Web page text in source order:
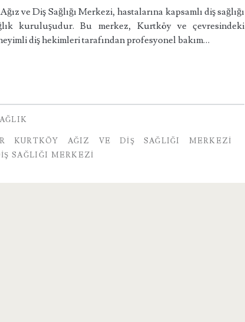
ve Diş Sağlığı Merkezi, hastalarına kapsamlı diş sağlığı
kuruluşudur. Bu merkez, Kurtköy ve çevresindeki
diş hekimleri tarafından profesyonel bakım…
KURTKÖY AĞIZ VE DIŞ SAĞLIĞI MERKEZI
SAĞLIĞI MERKEZI